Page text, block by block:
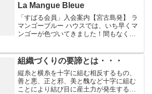
La Mangue Bleue
「すばる会員」入会案内【宮古島発】 ラ
マンゴーブルー ハウスでは、いち早くマ
ンゴーが色づいてきました！間もなく収
本です。マンゴー果樹園 La Mangue
Bleu...
組織づくりの要諦とは・・・
縦糸と横糸を十字に組む相反するもの、
善と悪、正と邪、美と醜など十字に組む
ことにより結び目に産土力が発生するの